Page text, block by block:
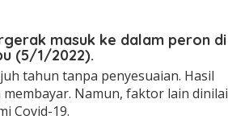
masuk ke dalam peron di
(5/1/2022).
tahun tanpa penyesuaian. Hasil
Namun, faktor lain dinilai
Covid-19.